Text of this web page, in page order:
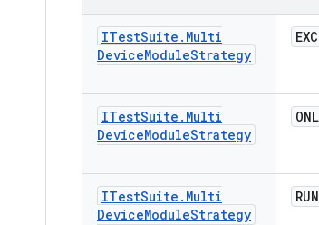
ITestSuite . Multi
DeviceModuleStrategy
ITestSuite . Multi
DeviceModuleStrategy
ITestSuite . Multi
DeviceModuleStrategy
RUN